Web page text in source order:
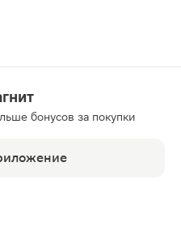
бонусов за покупки